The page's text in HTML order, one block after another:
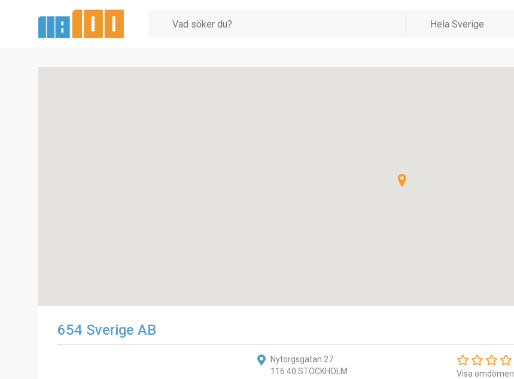
654 Sverige AB
Nytorgsgatan 27
116 40 STOCKHOLM
Visa omdömen